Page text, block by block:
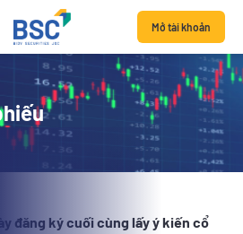
Mở tài khoản
đăng ký cuối cùng lấy ý kiến cổ